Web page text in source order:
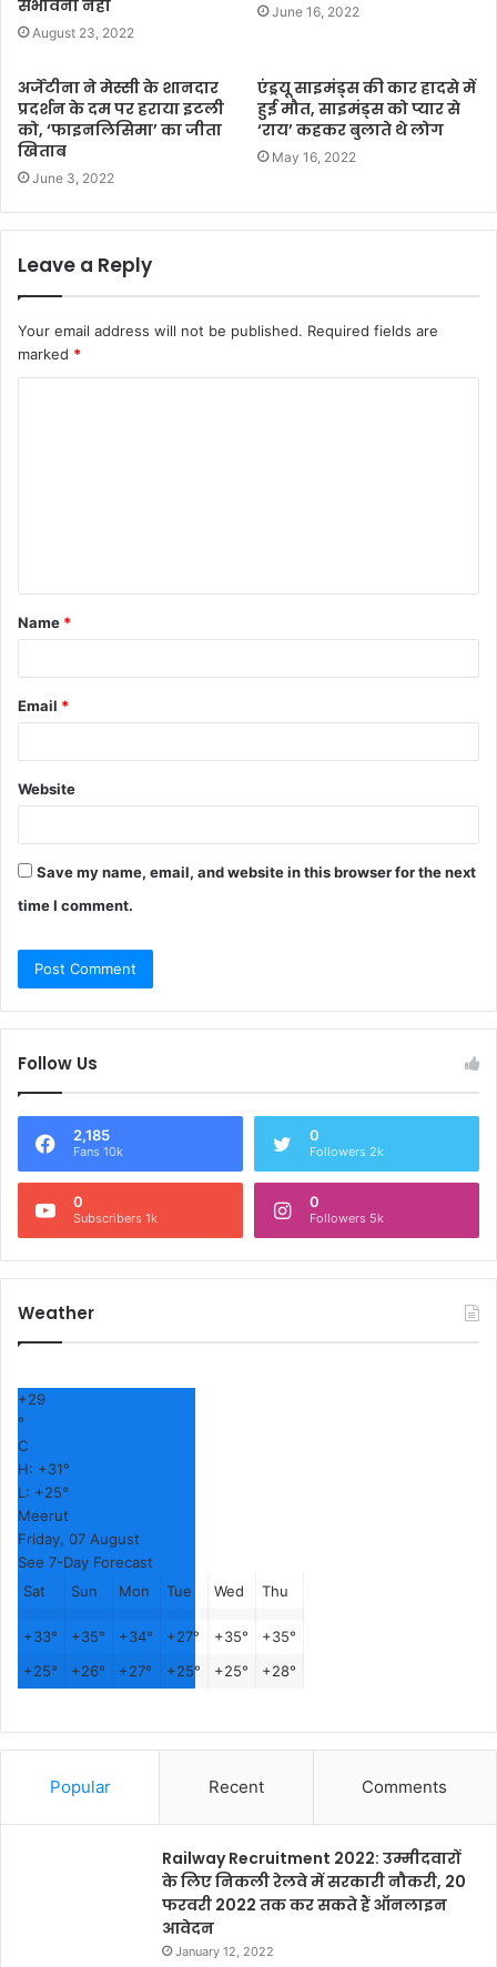
संभावना नहीं
August 23, 2022
June 16, 2022
अर्जेंटीना ने मेस्सी के शानदार
प्रदर्शन के दम पर हराया इटली
को, ‘फाइनलिसिमा’ का जीता
खिताब
June 3, 2022
एंड्रयू साइमंड्स की कार हादसे में
हुई मौत, साइमंड्स को प्यार से
‘राय’ कहकर बुलाते थे लोग
May 16, 2022
Leave a Reply
Your email address will not be published. Required fields are
marked *
t
*
Name *
Email *
Website
Save my name, email, and website in this browser for the next
time I comment.
Follow Us
2,185
Fans 10k
0
Followers 2k
0
Subscribers 1k
0
Followers 5k
Weather
+29
°
C
H: +31°
L: +25°
Meerut
Friday, 07 August
See 7-Day Forecast
Sat
Sun Mon Tue Wed Thu
+33° +35° +34° +27° +35° +35°
+25° +26° +27° +25° +25° +28°
Popular Recent Comments
Railway Recruitment 2022: उम्मीदवारों
के लिए निकली रेलवे में सरकारी नौकरी, 20
फरवरी 2022 तक कर सकते हैं ऑनलाइन
आवेदन
January 12, 2022